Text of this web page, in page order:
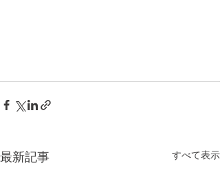
最新記事 すべて表示